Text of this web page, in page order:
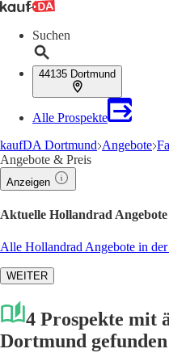
Suchen
44135 Dortmund
Alle Prospekte
kaufDA Dortmund Angebote
Angebote & Preis
Anzeigen
Aktuelle Hollandrad
Alle Hollandrad Angebote in
WEITER
4 Prospekte mit
Dortmund gefunden